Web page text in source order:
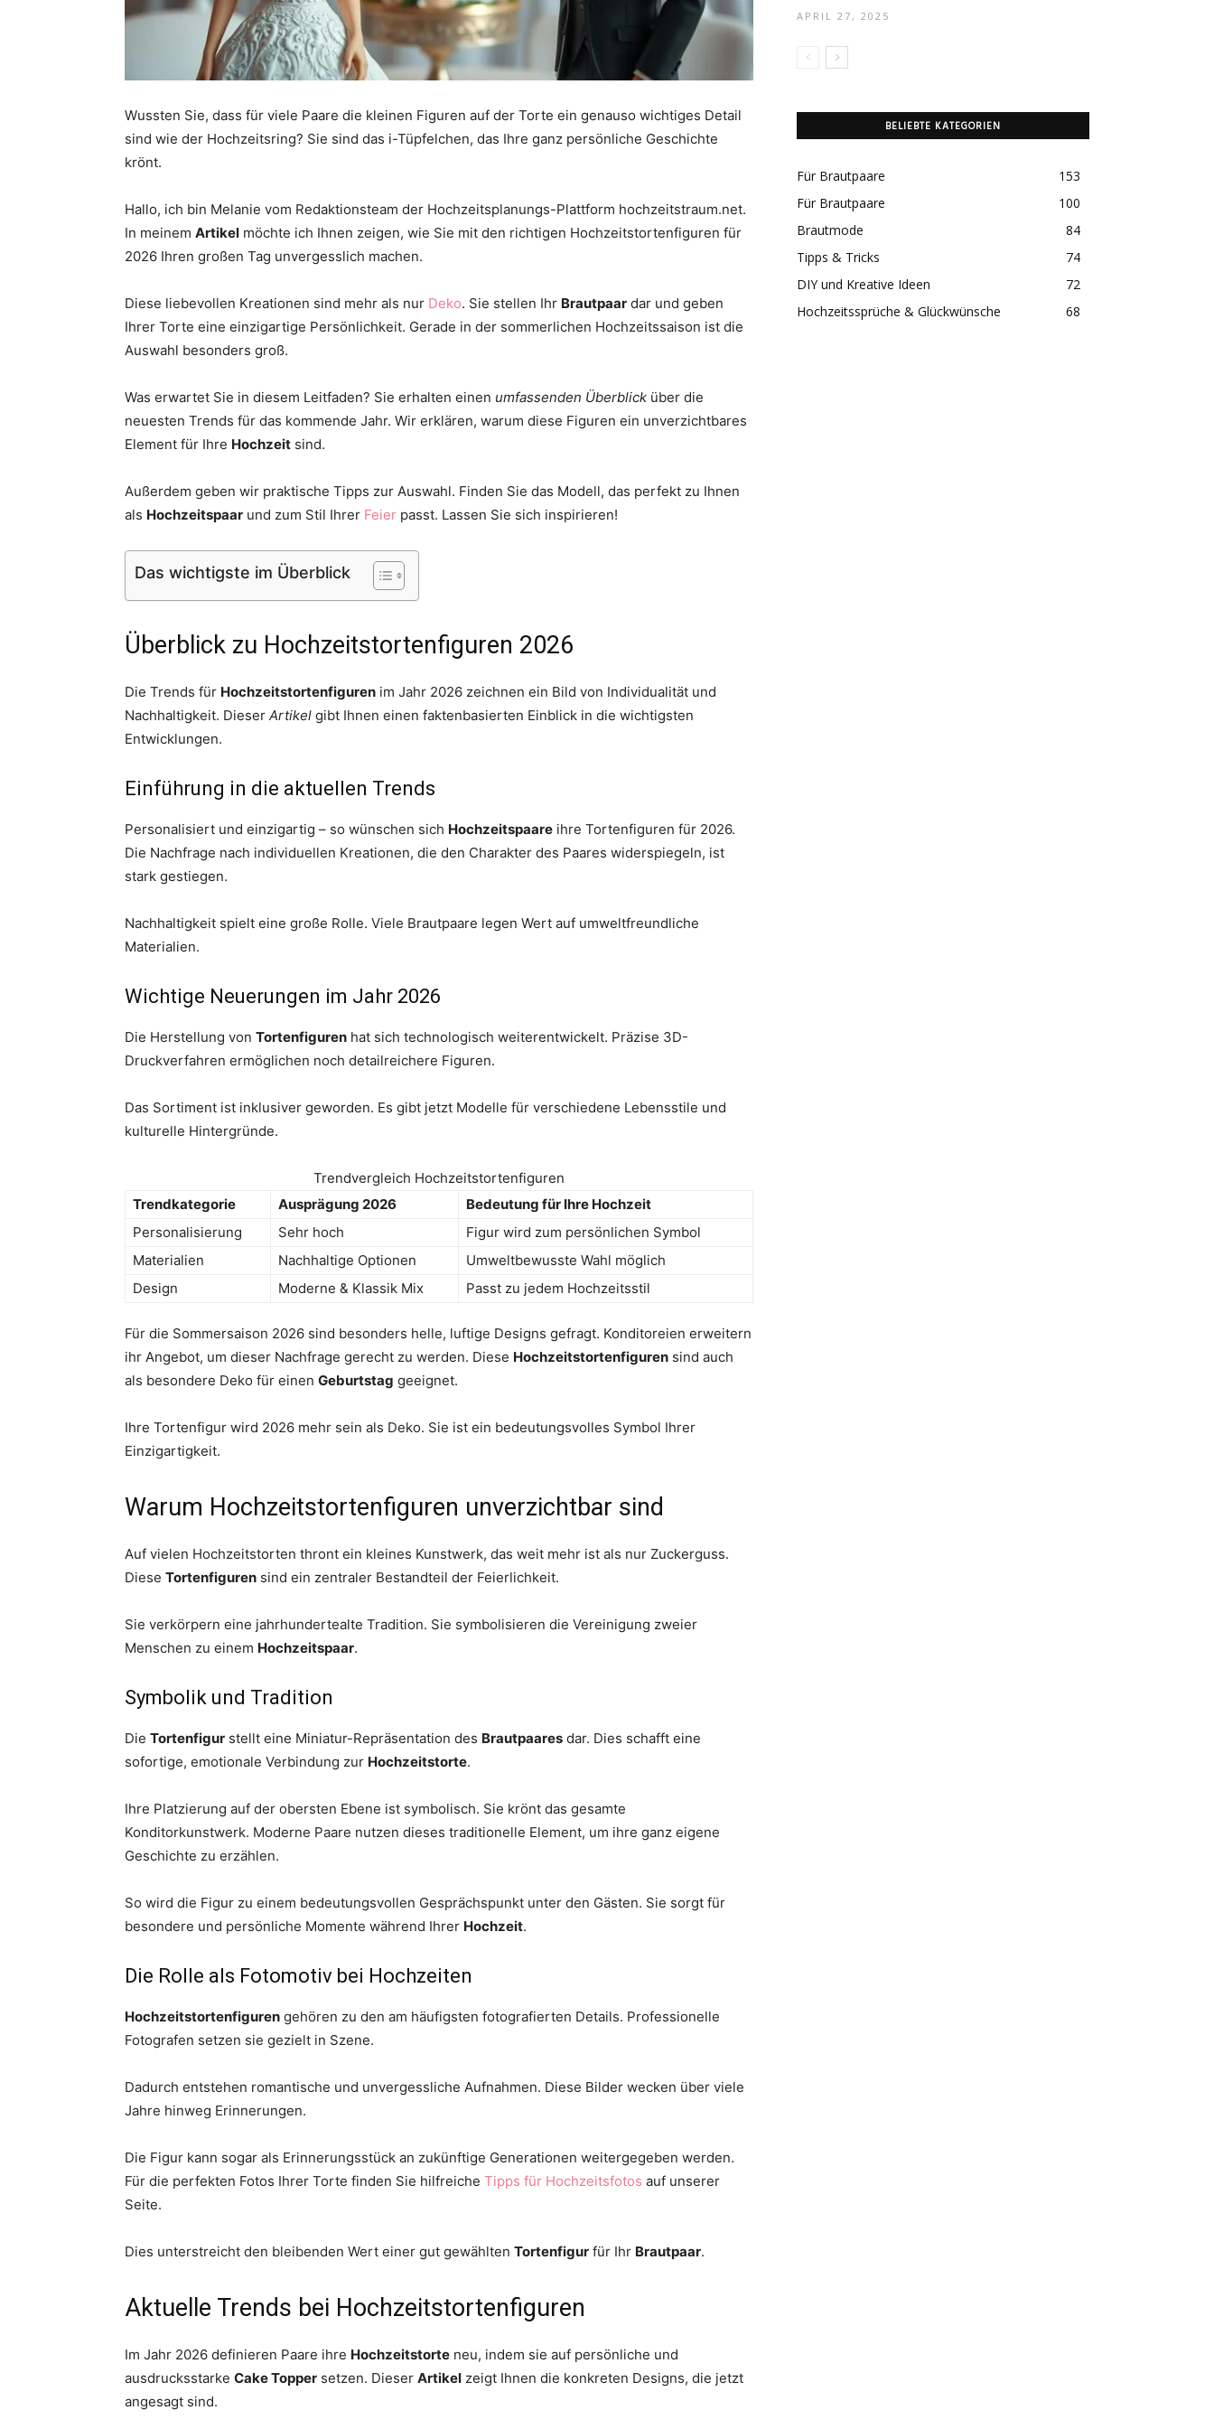
um
Wussten Sie, dass für viele Paare die kleinen Figuren auf der Torte ein genauso wichtiges Detail
sind wie der Hochzeitsring? Sie sind das i-Tüpfelchen, das Ihre ganz persönliche Geschichte
krönt.
Hallo, ich bin Melanie vom Redaktionsteam der Hochzeitsplanungs-Plattform hochzeitstraum.net.
In meinem Artikel möchte ich Ihnen zeigen, wie Sie mit den richtigen Hochzeitstortenfiguren für
2026 Ihren großen Tag unvergesslich machen.
Diese liebevollen Kreationen sind mehr als nur Deko. Sie stellen Ihr Brautpaar dar und geben
Ihrer Torte eine einzigartige Persönlichkeit. Gerade in der sommerlichen Hochzeitssaison ist die
Auswahl besonders groß.
Was erwartet Sie in diesem Leitfaden? Sie erhalten einen umfassenden Überblick über die
neuesten Trends für das kommende Jahr. Wir erklären, warum diese Figuren ein unverzichtbares
Element für Ihre Hochzeit sind.
Außerdem geben wir praktische Tipps zur Auswahl. Finden Sie das Modell, das perfekt zu Ihnen
als Hochzeitspaar und zum Stil Ihrer Feier passt. Lassen Sie sich inspirieren!
Das wichtigste im Überblick
Überblick zu Hochzeitstortenfiguren 2026
Die Trends für Hochzeitstortenfiguren im Jahr 2026 zeichnen ein Bild von Individualität und
Nachhaltigkeit. Dieser Artikel gibt Ihnen einen faktenbasierten Einblick in die wichtigsten
Entwicklungen.
Einführung in die aktuellen Trends
Personalisiert und einzigartig – so wünschen sich Hochzeitspaare ihre Tortenfiguren für 2026.
Die Nachfrage nach individuellen Kreationen, die den Charakter des Paares widerspiegeln, ist
stark gestiegen.
Nachhaltigkeit spielt eine große Rolle. Viele Brautpaare legen Wert auf umweltfreundliche
Materialien.
Wichtige Neuerungen im Jahr 2026
Die Herstellung von Tortenfiguren hat sich technologisch weiterentwickelt. Präzise 3D-
Druckverfahren ermöglichen noch detailreichere Figuren.
Das Sortiment ist inklusiver geworden. Es gibt jetzt Modelle für verschiedene Lebensstile und
kulturelle Hintergründe.
Trendvergleich Hochzeitstortenfiguren
Trendkategorie
Ausprägung 2026
Bedeutung für Ihre Hochzeit
Personalisierung
Sehr hoch
Figur wird zum persönlichen Symbol
Materialien
Nachhaltige Optionen
Umweltbewusste Wahl möglich
Design
Moderne & Klassik Mix Passt zu jedem Hochzeitsstil
Für die Sommersaison 2026 sind besonders helle, luftige Designs gefragt. Konditoreien erweitern
ihr Angebot, um dieser Nachfrage gerecht zu werden. Diese Hochzeitstortenfiguren sind auch
als besondere Deko für einen Geburtstag geeignet.
Ihre Tortenfigur wird 2026 mehr sein als Deko. Sie ist ein bedeutungsvolles Symbol Ihrer
Einzigartigkeit.
Warum Hochzeitstortenfiguren unverzichtbar sind
Auf vielen Hochzeitstorten thront ein kleines Kunstwerk, das weit mehr ist als nur Zuckerguss.
Diese Tortenfiguren sind ein zentraler Bestandteil der Feierlichkeit.
Sie verkörpern eine jahrhundertealte Tradition. Sie symbolisieren die Vereinigung zweier
Menschen zu einem Hochzeitspaar.
Symbolik und Tradition
Die Tortenfigur stellt eine Miniatur-Repräsentation des Brautpaares dar. Dies schafft eine
sofortige, emotionale Verbindung zur Hochzeitstorte.
Ihre Platzierung auf der obersten Ebene ist symbolisch. Sie krönt das gesamte
Konditorkunstwerk. Moderne Paare nutzen dieses traditionelle Element, um ihre ganz eigene
Geschichte zu erzählen.
So wird die Figur zu einem bedeutungsvollen Gesprächspunkt unter den Gästen. Sie sorgt für
besondere und persönliche Momente während Ihrer Hochzeit.
Die Rolle als Fotomotiv bei Hochzeiten
Hochzeitstortenfiguren gehören zu den am häufigsten fotografierten Details. Professionelle
Fotografen setzen sie gezielt in Szene.
Dadurch entstehen romantische und unvergessliche Aufnahmen. Diese Bilder wecken über viele
Jahre hinweg Erinnerungen.
Die Figur kann sogar als Erinnerungsstück an zukünftige Generationen weitergegeben werden.
Für die perfekten Fotos Ihrer Torte finden Sie hilfreiche Tipps für Hochzeitsfotos auf unserer
Seite.
Dies unterstreicht den bleibenden Wert einer gut gewählten Tortenfigur für Ihr Brautpaar.
Aktuelle Trends bei Hochzeitstortenfiguren
Im Jahr 2026 definieren Paare ihre Hochzeitstorte neu, indem sie auf persönliche und
ausdrucksstarke Cake Topper setzen. Dieser Artikel zeigt Ihnen die konkreten Designs, die jetzt
angesagt sind.
APRIL 27, 2025
BELIEBTE KATEGORIEN
Für Brautpaare
153
Für Brautpaare
100
Brautmode
84
Tipps & Tricks
74
DIY und Kreative Ideen
72
Hochzeitssprüche & Glückwünsche
68